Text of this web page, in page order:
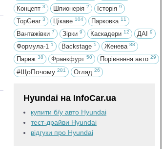
Концепт 3 Шпионерія 2 Історія 9
TopGear 3 Цікаве 104 Парковка 11
Вантажівки 7 Зірки 9 Каскадери 12 ДАІ 9
Формула-1 1 Backstage 5 Женева 88
Париж 38 Франкфурт 50 Порівняння авто 29
#ЩоПочому 281 Огляд 26
Hyundai на InfoCar.ua
купити б/у авто Hyundai
тест-драйви Hyundai
відгуки про Hyundai